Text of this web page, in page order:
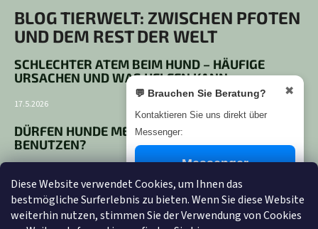
Diese Website verwendet Cookies, um Ihnen das
bestmögliche Surferlebnis zu bieten. Wenn Sie diese Website
weiterhin nutzen, stimmen Sie der Verwendung von Cookies
BLOG TIERWELT: ZWISCHEN PFOTEN
UND DEM REST DER WELT
SCHLECHTER ATEM BEIM HUND – HÄUFIGE
URSACHEN UND WAS HELFEN KANN
17.5.2026
DÜRFEN HUNDE MENSCHLICHE ZAHNPASTA
BENUTZEN?
HARTE KAUARTIKEL FÜR HUNDE – WORAUF
SOLLTE MAN ACHTEN?
✖
💬 Brauchen Sie Beratung?
Kontaktieren Sie uns direkt über
Messenger:
Messenger